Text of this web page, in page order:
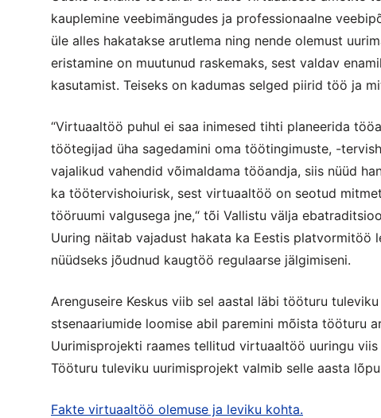
kauplemine veebimängudes ja professionaalne
üle alles hakatakse arutlema ning nende olemust
eristamine on muutunud raskemaks, sest valdav
kasutamist. Teiseks on kadumas selged piirid töö ja
“Virtuaaltöö puhul ei saa inimesed tihti planeerida
töötegijad üha sagedamini oma töötingimuste, -
vajalikud vahendid võimaldama tööandja, siis nüüd
ka töötervishoiurisk, sest virtuaaltöö on seotud
tööruumi valgusega jne,“ tõi Vallistu välja
Uuring näitab vajadust hakata ka Eestis
nüüdseks jõudnud kaugtöö regulaarse jälgimiseni.
Arenguseire Keskus viib sel aastal läbi tööturu
stsenaariumide loomise abil paremini mõista tööturu
Uurimisprojekti raames tellitud virtuaaltöö uuringu
Tööturu tuleviku uurimisprojekt valmib selle aasta
Fakte virtuaaltöö olemuse ja leviku kohta.